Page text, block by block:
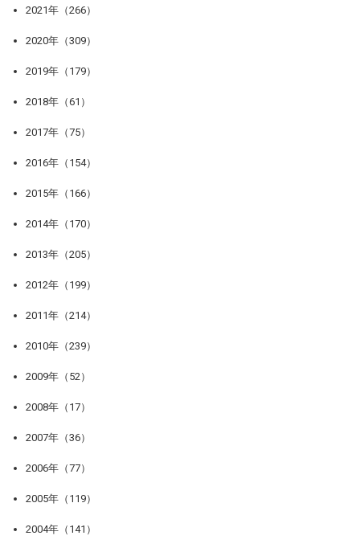
2021年（266）
2020年（309）
2019年（179）
2018年（61）
2017年（75）
2016年（154）
2015年（166）
2014年（170）
2013年（205）
2012年（199）
2011年（214）
2010年（239）
2009年（52）
2008年（17）
2007年（36）
2006年（77）
2005年（119）
2004年（141）